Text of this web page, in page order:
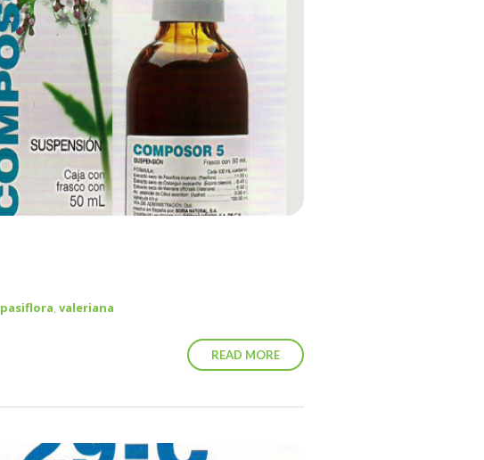
pasiflora, valeriana
READ MORE